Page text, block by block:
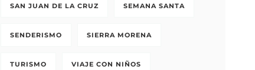
SAN JUAN DE LA CRUZ SEMANA SANTA
SENDERISMO SIERRA MORENA
TURISMO VIAJE CON NIÑOS